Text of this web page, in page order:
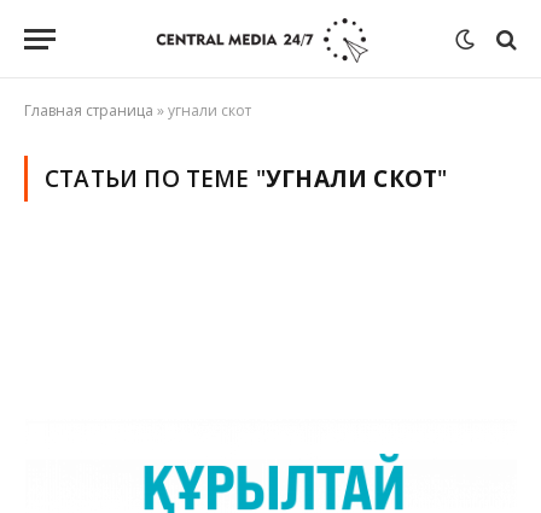
Главная страница »угнали скот
СТАТЬИ ПО ТЕМЕ "УГНАЛИ СКОТ"